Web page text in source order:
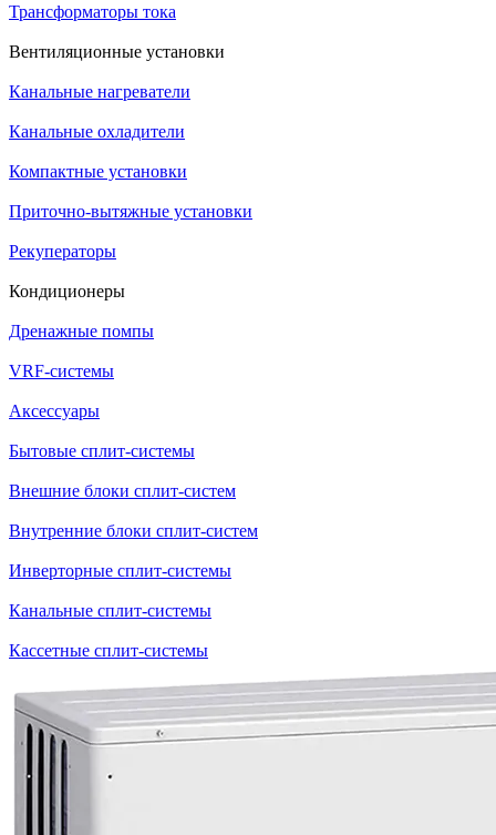
Трансформаторы тока
Вентиляционные установки
Канальные нагреватели
Канальные охладители
Компактные установки
Приточно-вытяжные установки
Рекуператоры
Кондиционеры
Дренажные помпы
VRF-системы
Аксессуары
Бытовые сплит-системы
Внешние блоки сплит-систем
Внутренние блоки сплит-систем
Инверторные сплит-системы
Канальные сплит-системы
Кассетные сплит-системы